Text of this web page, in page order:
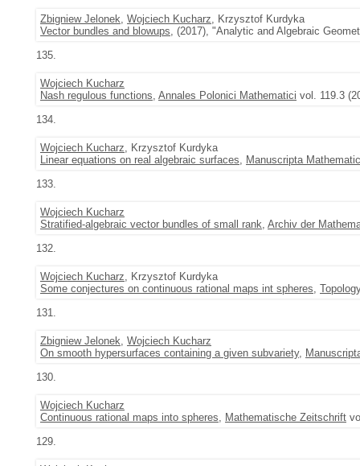
Zbigniew Jelonek, Wojciech Kucharz, Krzysztof Kurdyka
Vector bundles and blowups, (2017), "Analytic and Algebraic
135.
Wojciech Kucharz
Nash regulous functions, Annales Polonici Mathematici vol. 119.3
134.
Wojciech Kucharz, Krzysztof Kurdyka
Linear equations on real algebraic surfaces, Manuscripta
133.
Wojciech Kucharz
Stratified-algebraic vector bundles of small rank, Archiv der
132.
Wojciech Kucharz, Krzysztof Kurdyka
Some conjectures on continuous rational maps int spheres,
131.
Zbigniew Jelonek, Wojciech Kucharz
On smooth hypersurfaces containing a given subvariety,
130.
Wojciech Kucharz
Continuous rational maps into spheres, Mathematische Zeitschrift
129.